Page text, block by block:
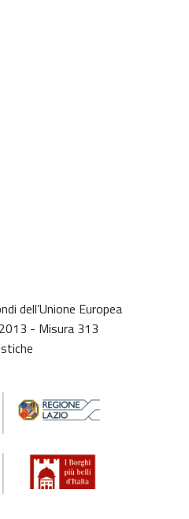
dell’Unione Europea
- Misura 313